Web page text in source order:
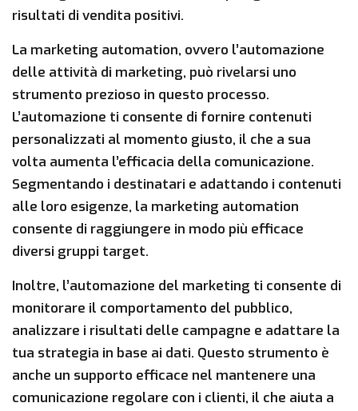
risultati di vendita positivi.
La marketing automation, ovvero l’automazione
delle attività di marketing, può rivelarsi uno
strumento prezioso in questo processo.
L’automazione ti consente di fornire contenuti
personalizzati al momento giusto, il che a sua
volta aumenta l’efficacia della comunicazione.
Segmentando i destinatari e adattando i contenuti
alle loro esigenze, la marketing automation
consente di raggiungere in modo più efficace
diversi gruppi target.
Inoltre, l’automazione del marketing ti consente di
monitorare il comportamento del pubblico,
analizzare i risultati delle campagne e adattare la
tua strategia in base ai dati. Questo strumento è
anche un supporto efficace nel mantenere una
comunicazione regolare con i clienti, il che aiuta a